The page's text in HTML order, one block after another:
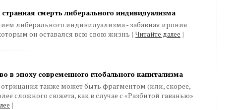
смерть либерального индивидуализма
либерального индивидуализма - забавная ирония
он оставался всю свою жизнь { Читайте далее }
в эпоху современного глобального капитализма
также может быть фрагментом (или, скорее,
сложного сюжета, как в случае с «Разбитой гаванью»
}